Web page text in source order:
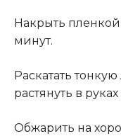
Накрыть пленкой
минут.
Раскатать
растянуть в
Обжарить на